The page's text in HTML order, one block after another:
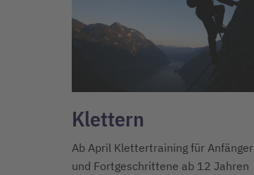
Klettern
Ab April Klettertraining für Anfänger
und Fortgeschrittene ab 12 Jahren